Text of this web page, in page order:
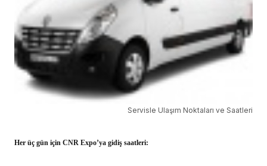
Servisle Ulaşım Noktaları ve Saatleri
Her üç gün için CNR Expo’ya gidiş saatleri: